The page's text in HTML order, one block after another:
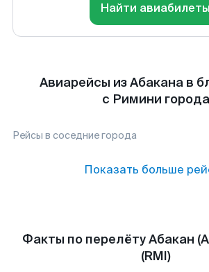
Найти авиабилеты
Авиарейсы из Абакана в
с Римини города
Рейсы в соседние города
Показать больше
Факты по перелёту Абакан
(RMI)